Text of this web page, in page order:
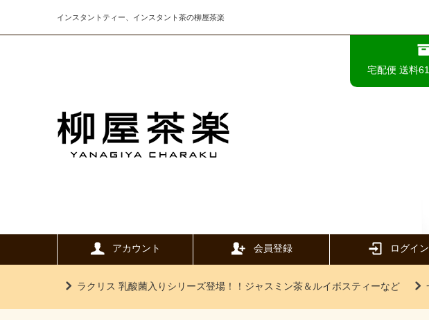
インスタントティー、インスタント茶の柳屋茶楽
宅配便 送料
アカウント 会員登録 ログイン
ラクリス 乳酸菌入りシリーズ登場！！ジャスミン茶＆ルイボスティーなど